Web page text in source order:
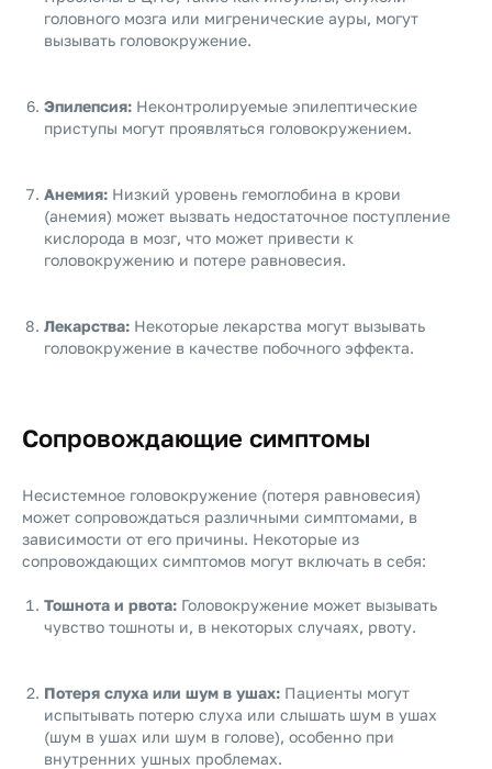
головного мозга или мигренические ауры, могут
вызывать головокружение.
Эпилепсия: Неконтролируемые эпилептические
приступы могут проявляться головокружением.
Анемия: Низкий уровень гемоглобина в крови
(анемия) может вызвать недостаточное поступление
кислорода в мозг, что может привести к
головокружению и потере равновесия.
Лекарства: Некоторые лекарства могут вызывать
головокружение в качестве побочного эффекта.
Сопровождающие симптомы
Несистемное головокружение (потеря равновесия)
может сопровождаться различными симптомами, в
зависимости от его причины. Некоторые из
сопровождающих симптомов могут включать в себя:
Тошнота и рвота: Головокружение может вызывать
чувство тошноты и, в некоторых случаях, рвоту.
Потеря слуха или шум в ушах: Пациенты могут
испытывать потерю слуха или слышать шум в ушах
(шум в ушах или шум в голове), особенно при
внутренних ушных проблемах.